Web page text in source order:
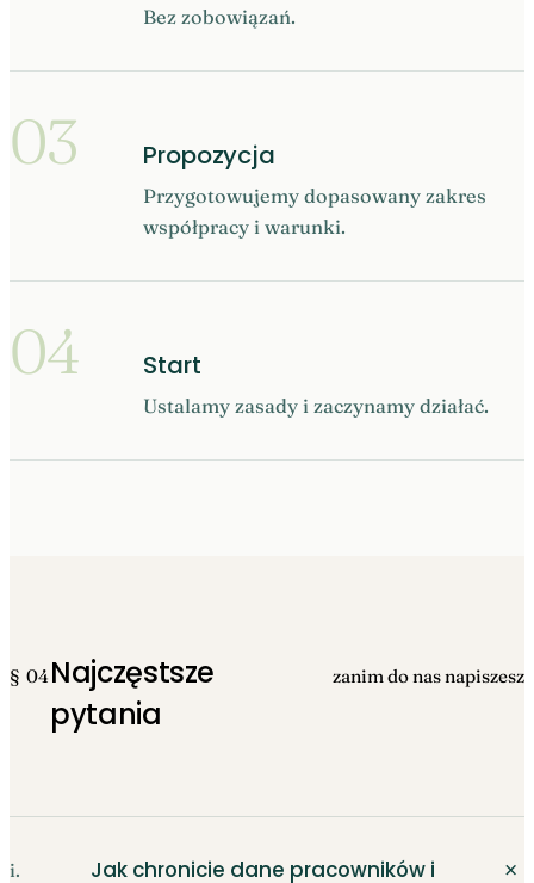
Bez zobowiązań.
03 Propozycja
Przygotowujemy dopasowany zakres
współpracy i warunki.
04 Start
Ustalamy zasady i zaczynamy działać.
§ 04 Najczęstsze
pytania
zanim do nas napiszesz
i.
Jak chronicie dane pracowników i
＋